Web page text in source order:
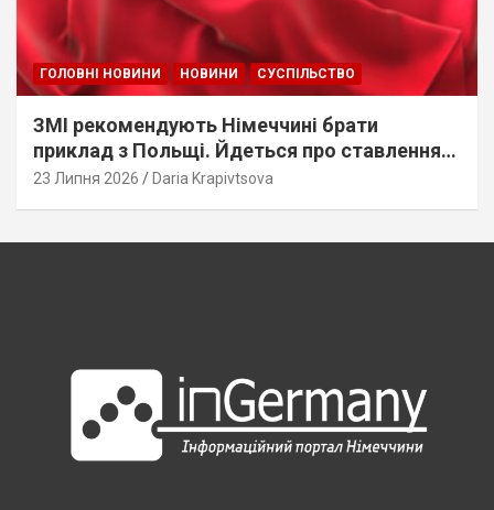
ГОЛОВНІ НОВИНИ НОВИНИ СУСПІЛЬСТВО
ЗМІ рекомендують Німеччині брати
приклад з Польщі. Йдеться про ставлення
до українців
23 Липня 2026 Daria Krapivtsova